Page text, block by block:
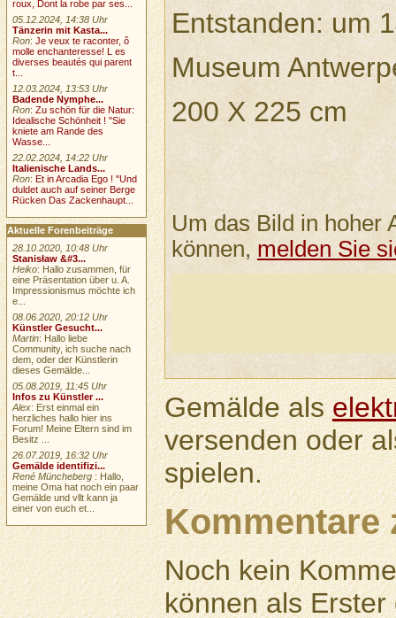
Entstanden: um
Museum
200 X 225 cm
Um das Bild in hoher
können, melden Sie
Gemälde als
versenden oder
spielen.
Kommentare
Noch kein
können als
roux, Dont la robe par ses...
05.12.2024, 14:38 Uhr
Tänzerin mit Kasta...
Ron:Je veux te raconter, ô
molle enchanteresse! L es
diverses beautés qui parent
t...
12.03.2024, 13:53 Uhr
Badende Nymphe...
Ron:Zu schön für die Natur:
Idealische Schönheit ! "Sie
kniete am Rande des
Wasse...
22.02.2024, 14:22 Uhr
Italienische Lands...
Ron:Et in Arcadia Ego ! "Und
duldet auch auf seiner Berge
Rücken Das Zackenhaupt...
Aktuelle Forenbeiträge
28.10.2020, 10:48 Uhr
Stanisław &#3...
Heiko: Hallo zusammen, für
eine Präsentation über u. A.
Impressionismus möchte ich
e...
08.06.2020, 20:12 Uhr
Künstler Gesucht...
Martin: Hallo liebe
Community, ich suche nach
dem, oder der Künstlerin
dieses Gemälde...
05.08.2019, 11:45 Uhr
Infos zu Künstler ...
Alex: Erst einmal ein
herzliches hallo hier ins
Forum! Meine Eltern sind im
Besitz ...
26.07.2019, 16:32 Uhr
Gemälde identifizi...
René Müncheberg : Hallo,
meine Oma hat noch ein paar
Gemälde und vllt kann ja
einer von euch et...